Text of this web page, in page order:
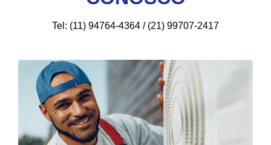
Tel: (11) 94764-4364 / (21) 99707-2417